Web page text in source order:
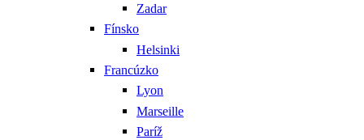
Zadar
Fínsko
Helsinki
Francúzko
Lyon
Marseille
Paríž